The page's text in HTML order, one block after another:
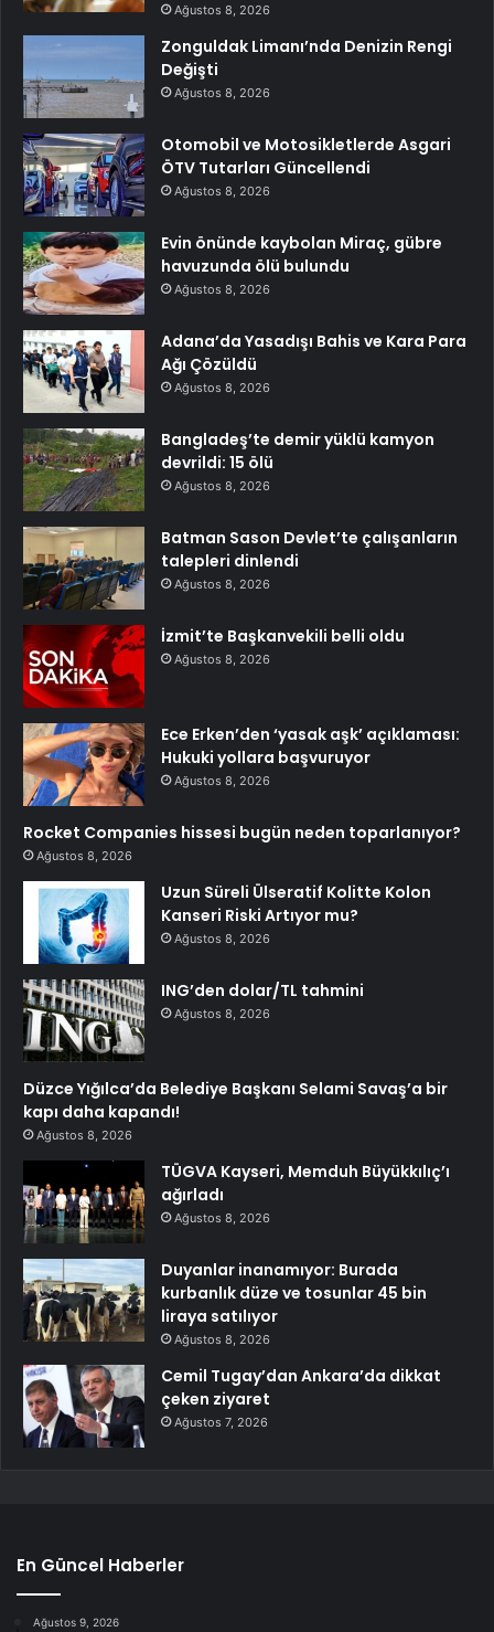
Ağustos 8, 2026
Zonguldak Limanı’nda Denizin Rengi
Değişti
Ağustos 8, 2026
Otomobil ve Motosikletlerde Asgari
ÖTV Tutarları Güncellendi
Ağustos 8, 2026
Evin önünde kaybolan Miraç, gübre
havuzunda ölü bulundu
Ağustos 8, 2026
Adana’da Yasadışı Bahis ve Kara Para
Ağı Çözüldü
Ağustos 8, 2026
Bangladeş’te demir yüklü kamyon
devrildi: 15 ölü
Ağustos 8, 2026
Batman Sason Devlet’te çalışanların
talepleri dinlendi
Ağustos 8, 2026
İzmit’te Başkanvekili belli oldu
Ağustos 8, 2026
Ece Erken’den ‘yasak aşk’ açıklaması:
Hukuki yollara başvuruyor
Ağustos 8, 2026
Rocket Companies hissesi bugün neden toparlanıyor?
Ağustos 8, 2026
Uzun Süreli Ülseratif Kolitte Kolon
Kanseri Riski Artıyor mu?
Ağustos 8, 2026
ING’den dolar/TL tahmini
Ağustos 8, 2026
Düzce Yığılca’da Belediye Başkanı Selami Savaş’a bir
kapı daha kapandı!
Ağustos 8, 2026
TÜGVA Kayseri, Memduh Büyükkılıç’ı
ağırladı
Ağustos 8, 2026
Duyanlar inanamıyor: Burada
kurbanlık düze ve tosunlar 45 bin
liraya satılıyor
Ağustos 8, 2026
Cemil Tugay’dan Ankara’da dikkat
çeken ziyaret
Ağustos 7, 2026
En Güncel Haberler
Ağustos 9, 2026